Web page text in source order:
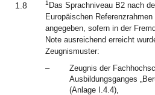
1.8 1 Das Sprachniveau B2 nach
Europäischen
angegeben, sofern in der
Note ausreichend erreicht
Zeugnismuster:
–
Zeugnis der
Ausbildungsganges
(Anlage I.4.4),